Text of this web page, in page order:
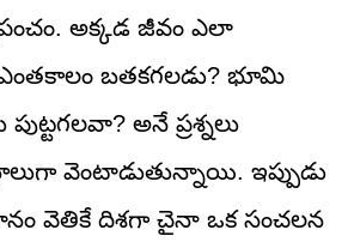
అక్కడ జీవం ఎలా
బతకగలడు? భూమి
అనే ప్రశ్నలు
వెంటాడుతున్నాయి. ఇప్పుడు
వెతికే దిశగా చైనా ఒక సంచలన